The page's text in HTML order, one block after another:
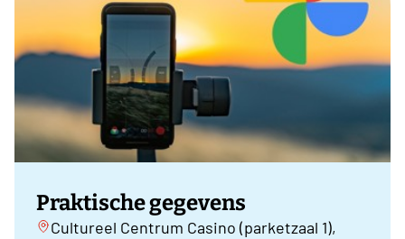
Praktische gegevens
Cultureel Centrum Casino (parketzaal 1),